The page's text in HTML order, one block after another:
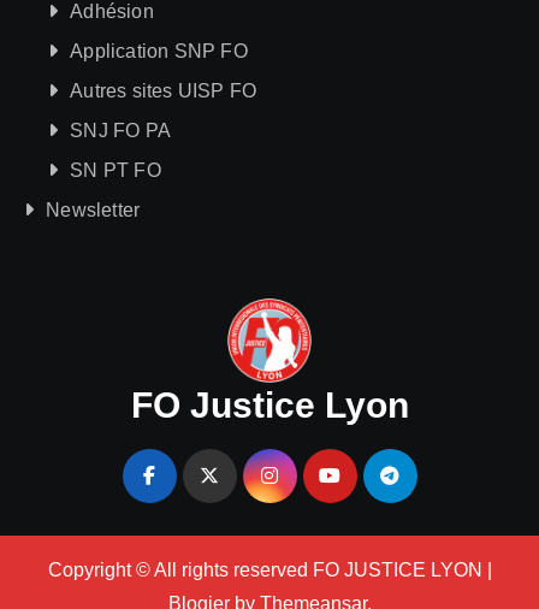
Adhésion
Application SNP FO
Autres sites UISP FO
SNJ FO PA
SN PT FO
Newsletter
FO Justice Lyon
Copyright © All rights reserved FO JUSTICE LYON
Blogierby Themeansar.